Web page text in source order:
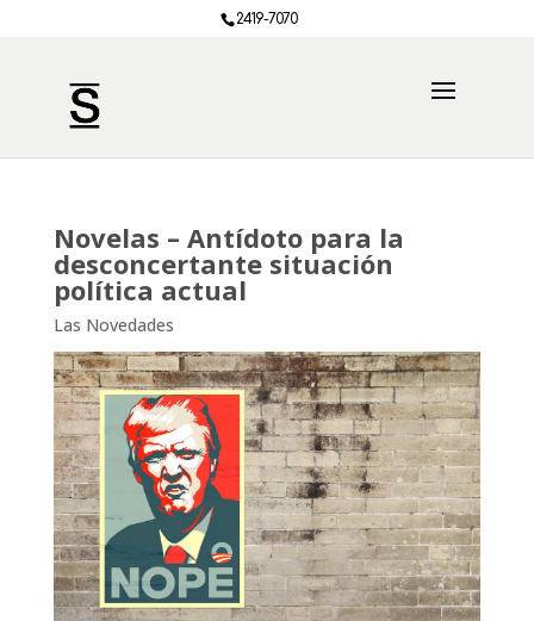
2419-7070
Novelas – Antídoto para la
desconcertante situación
política actual
Las Novedades